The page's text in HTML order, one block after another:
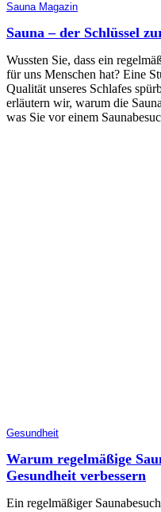
Sauna Magazin
Sauna – der Schlüssel
Wussten Sie, dass ein
für uns Menschen hat? Eine
Qualität unseres Schlafes
erläutern wir, warum die
was Sie vor einem
Gesundheit
Warum regelmäßige
Gesundheit verbessern
Ein regelmäßiger